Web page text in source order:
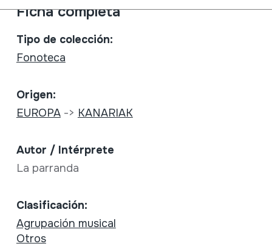
Ficha completa
Tipo de colección:
Fonoteca
Origen:
EUROPA-> KANARIAK
Autor / Intérprete
La parranda
Clasificación:
Agrupación musical
Otros